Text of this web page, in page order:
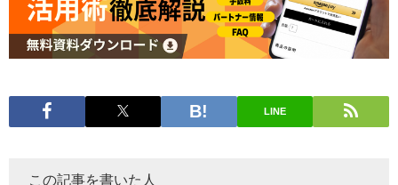
LINE
この記事を書いた人